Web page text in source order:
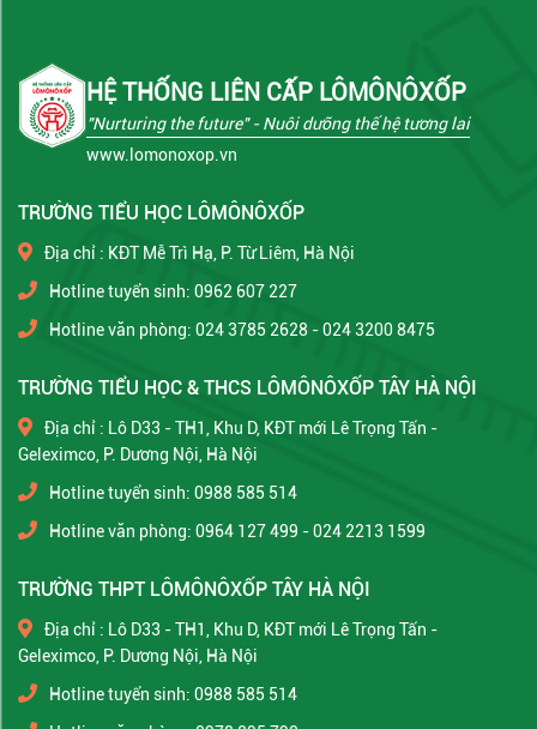
HỆ THỐNG LIÊN CẤP LÔMÔNÔXỐP
"Nurturing the future"- Nuôi dưỡng thế hệ tương lai
www.lomonoxop.vn
TRƯỜNG TIỂU HỌC LÔMÔNÔXỐP
Địa chỉ : KĐT Mễ Trì Hạ, P. Từ Liêm, Hà Nội
Hotline tuyển sinh: 0962 607 227
Hotline văn phòng: 024 3785 2628 - 024 3200 8475
TRƯỜNG TIỂU HỌC & THCS LÔMÔNÔXỐP TÂY HÀ NỘI
Địa chỉ : Lô D33 - TH1, Khu D, KĐT mới Lê Trọng Tấn -
Geleximco, P. Dương Nội, Hà Nội
Hotline tuyển sinh: 0988 585 514
Hotline văn phòng: 0964 127 499 - 024 2213 1599
TRƯỜNG THPT LÔMÔNÔXỐP TÂY HÀ NỘI
Địa chỉ : Lô D33 - TH1, Khu D, KĐT mới Lê Trọng Tấn -
Geleximco, P. Dương Nội, Hà Nội
Hotline tuyển sinh: 0988 585 514